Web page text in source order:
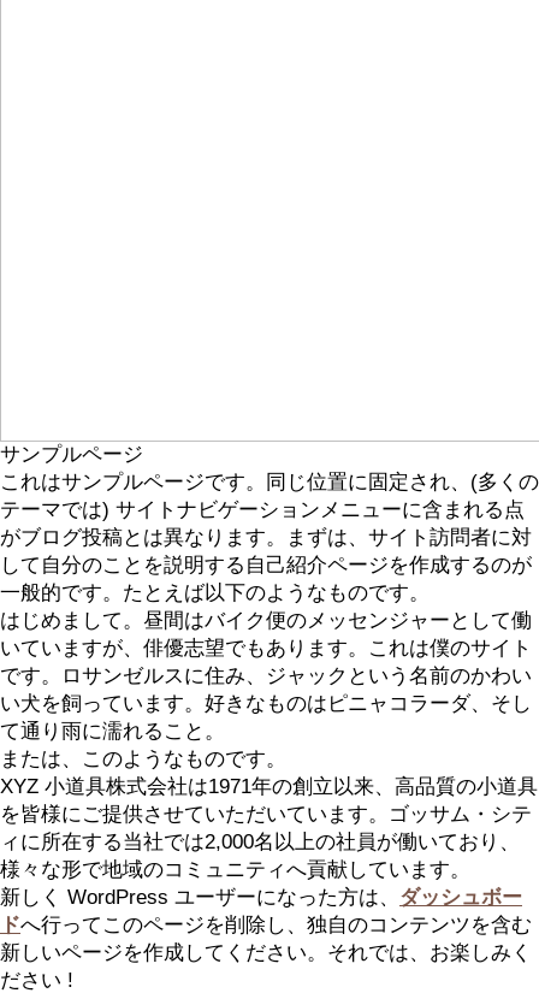
サンプルページ
これはサンプルページです。同じ位置に固定され、(多くの
テーマでは) サイトナビゲーションメニューに含まれる点
がブログ投稿とは異なります。まずは、サイト訪問者に対
して自分のことを説明する自己紹介ページを作成するのが
一般的です。たとえば以下のようなものです。
はじめまして。昼間はバイク便のメッセンジャーとして働
いていますが、俳優志望でもあります。これは僕のサイト
です。ロサンゼルスに住み、ジャックという名前のかわい
い犬を飼っています。好きなものはピニャコラーダ、そし
て通り雨に濡れること。
または、このようなものです。
XYZ 小道具株式会社は1971年の創立以来、高品質の小道具
を皆様にご提供させていただいています。ゴッサム・シテ
ィに所在する当社では2,000名以上の社員が働いており、
様々な形で地域のコミュニティへ貢献しています。
新しく WordPress ユーザーになった方は、 ダッシュボー
ドへ行ってこのページを削除し、独自のコンテンツを含む
新しいページを作成してください。それでは、お楽しみく
ださい !